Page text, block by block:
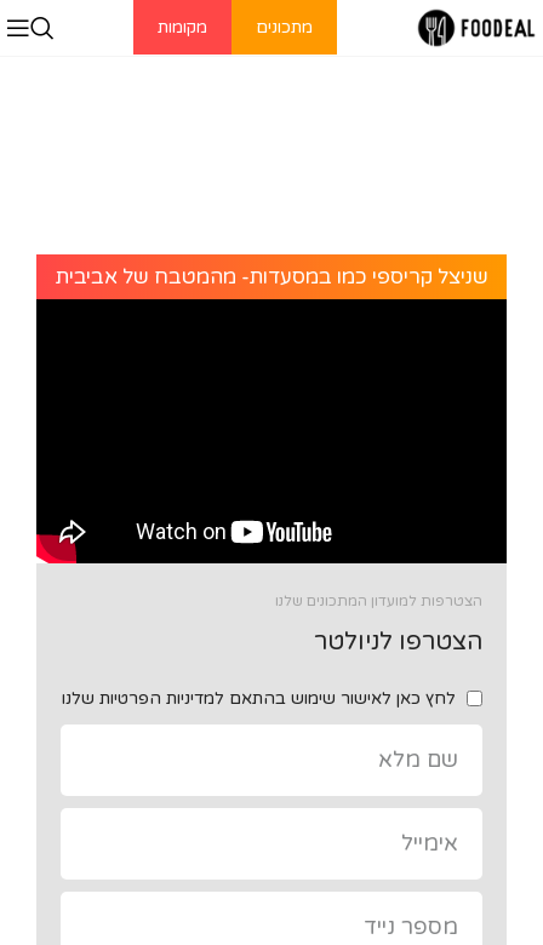
מתכונים מקומות
שניצל קריספי כמו במסעדות- מהמטבח של אביבית
הצטרפות למועדון המתכונים שלנו
הצטרפו לניולטר
לחץ כאן לאישור שימוש בהתאם למדיניות הפרטיות שלנו